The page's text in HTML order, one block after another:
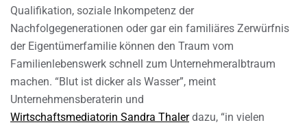
Qualifikation, soziale Inkompetenz der
Nachfolgegenerationen oder gar ein familiäres Zerwürfnis
der Eigentümerfamilie können den Traum vom
Familienlebenswerk schnell zum Unternehmeralbtraum
machen. “Blut ist dicker als Wasser”, meint
Unternehmensberaterin und
Wirtschaftsmediatorin Sandra Thalerdazu, “in vielen